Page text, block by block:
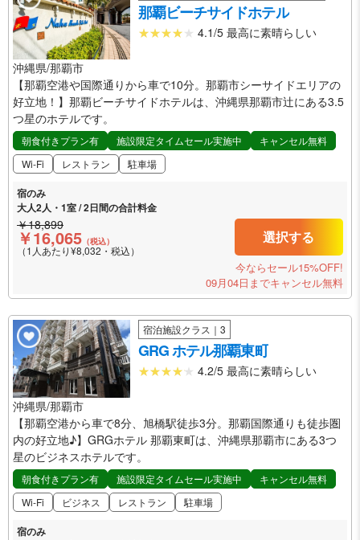
那覇ビーチサイドホテル
4.1/5 最高に素晴らしい
沖縄県/那覇市
【那覇空港や国際通りから車で10分。那覇市シーサイドエリアの
好立地！】那覇ビーチサイドホテルは、沖縄県那覇市辻にある3.5
つ星のホテルです。
朝食付きプラン有 施設限定タイムセール実施中
キャンセル無料
Wi-Fi
レストラン 駐車場
宿のみ
大人2人・1室 / 2日間の合計料金
￥18,899
￥16,065 （税込）
（1人あたり¥8,032・税込）
選択する
今ならセール15%OFF!
09月04日までキャンセル無料
宿泊施設クラス｜3
GRG ホテル那覇東町
4.2/5 最高に素晴らしい
沖縄県/那覇市
【那覇空港から車で8分、旭橋駅徒歩3分。那覇国際通りも徒歩圏
内の好立地♪】GRGホテル 那覇東町は、沖縄県那覇市にある3つ
星のビジネスホテルです。
朝食付きプラン有 施設限定タイムセール実施中
キャンセル無料
Wi-Fi
ビジネス レストラン 駐車場
宿のみ